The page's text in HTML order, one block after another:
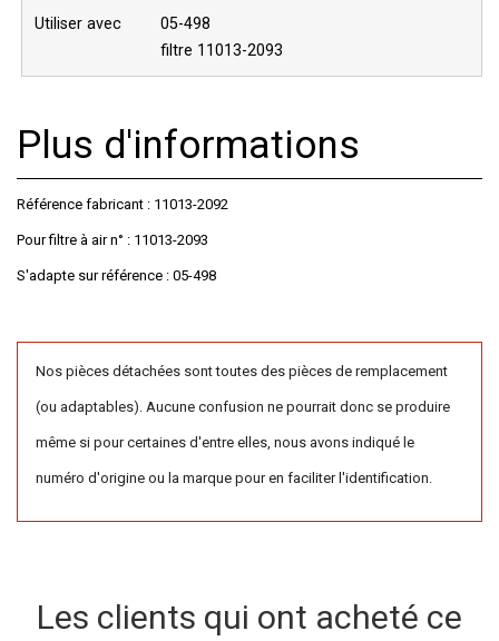
Utiliser avec
05-498
filtre 11013-2093
Plus d'informations
Référence fabricant : 11013-2092
Pour filtre à air n° : 11013-2093
S'adapte sur référence : 05-498
Nos pièces détachées sont toutes des pièces de remplacement
(ou adaptables). Aucune confusion ne pourrait donc se produire
même si pour certaines d'entre elles, nous avons indiqué le
numéro d'origine ou la marque pour en faciliter l'identification.
Les clients qui ont acheté ce